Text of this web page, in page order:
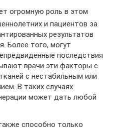
огромную роль в этом
и пациентов за
результатов
Более того, могут
последствия
врачи эти факторы с
с нестабильным или
В таких случаях
может дать любой
способно только